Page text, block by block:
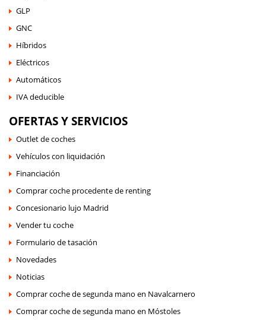
GLP
GNC
Híbridos
Eléctricos
Automáticos
IVA deducible
OFERTAS Y SERVICIOS
Outlet de coches
Vehículos con liquidación
Financiación
Comprar coche procedente de renting
Concesionario lujo Madrid
Vender tu coche
Formulario de tasación
Novedades
Noticias
Comprar coche de segunda mano en Navalcarnero
Comprar coche de segunda mano en Móstoles